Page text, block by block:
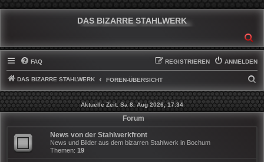
DAS BIZARRE STAHLWERK
FAQ ANMELDEN
REGISTRIEREN
DAS BIZARRE STAHLWERK FOREN-ÜBERSICHT
U
C
Aktuelle Zeit: Sa 8. Aug 2026, 17:34
Forum
News von der Stahlwerkfront
News und Bilder aus dem bizarren Stahlwerk in Bochum
Themen: 19